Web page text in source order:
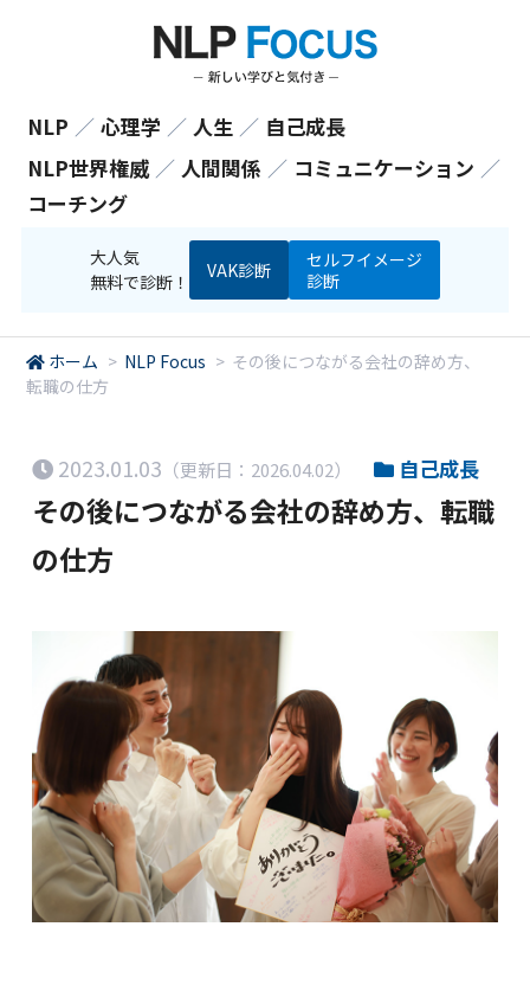
NLP ／ 心理学 ／ 人生 ／ 自己成長
NLP世界権威 ／ 人間関係 ／ コミュニケーション ／
コーチング
大人気
無料で診断！
VAK診断
セルフイメージ
診断
ホーム > NLP Focus > その後につながる会社の辞め方、
転職の仕方
2023.01.03 （更新日：2026.04.02） 自己成長
その後につながる会社の辞め方、転職
の仕方